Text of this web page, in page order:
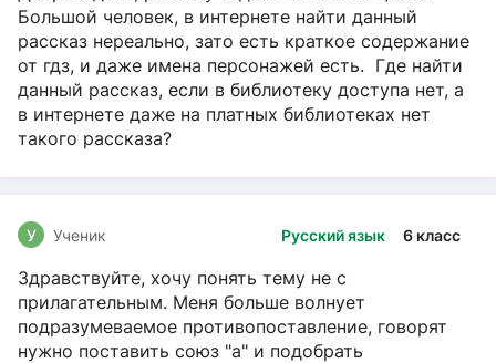
Большой человек, в интернете найти данный
рассказ нереально, зато есть краткое содержание
от гдз, и даже имена персонажей есть. Где найти
данный рассказ, если в библиотеку доступа нет, а
в интернете даже на платных библиотеках нет
такого рассказа?
Русский язык 6 класс
У Ученик
Здравствуйте, хочу понять тему не с
прилагательным. Меня больше волнует
подразумеваемое противопоставление, говорят
нужно поставить союз "а" и подобрать